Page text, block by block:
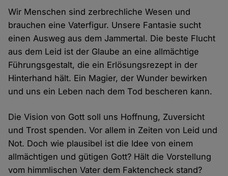
Wir Menschen sind zerbrechliche Wesen und
brauchen eine Vaterfigur. Unsere Fantasie sucht
einen Ausweg aus dem Jammertal. Die beste Flucht
aus dem Leid ist der Glaube an eine allmächtige
Führungsgestalt, die ein Erlösungsrezept in der
Hinterhand hält. Ein Magier, der Wunder bewirken
und uns ein Leben nach dem Tod bescheren kann.
Die Vision von Gott soll uns Hoffnung, Zuversicht
und Trost spenden. Vor allem in Zeiten von Leid und
Not. Doch wie plausibel ist die Idee von einem
allmächtigen und gütigen Gott? Hält die Vorstellung
vom himmlischen Vater dem Faktencheck stand?